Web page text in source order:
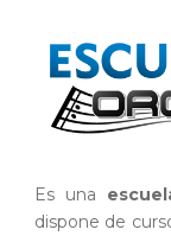
Es una
dispone de